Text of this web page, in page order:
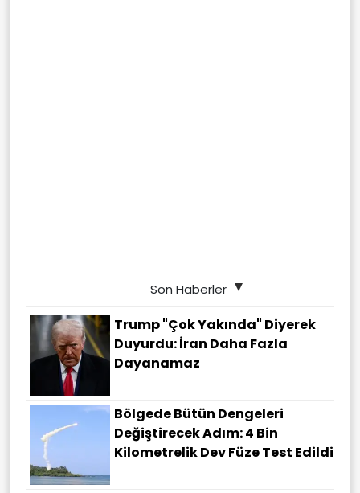
Son Haberler
Trump "çok Yakında" Diyerek
Duyurdu: İran Daha Fazla
Dayanamaz
Bölgede Bütün Dengeleri
Değiştirecek Adım: 4 Bin
Kilometrelik Dev Füze Test Edildi